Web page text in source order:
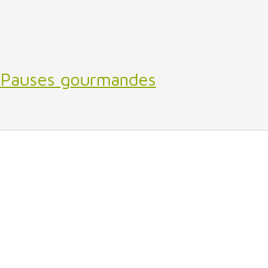
Pauses gourmandes